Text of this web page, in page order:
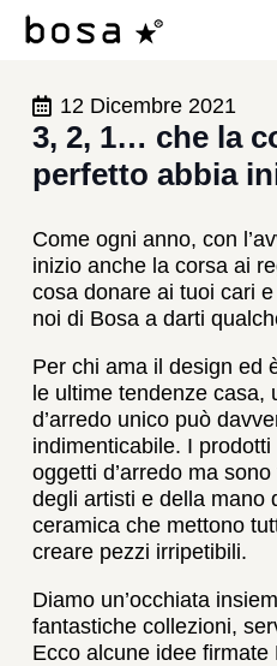
12 Dicembre 2021
3, 2, 1… che la
perfetto abbia
Come ogni anno, con
inizio anche la corsa ai
cosa donare ai tuoi cari
noi di Bosa a darti
Per chi ama il design ed
le ultime tendenze casa,
d’arredo unico può
indimenticabile. I
oggetti d’arredo ma
degli artisti e della mano
ceramica che mettono
creare pezzi irripetibili.
Diamo un’occhiata
fantastiche collezioni,
Ecco alcune idee firmate